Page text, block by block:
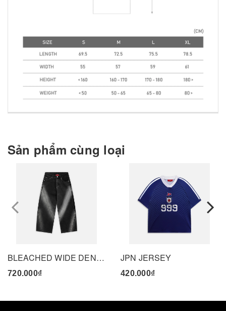
Sản phẩm cùng loại
BLEACHED WIDE DENIM PANTS - BLACK
720.000₫
JPN JERSEY
420.000₫
prev